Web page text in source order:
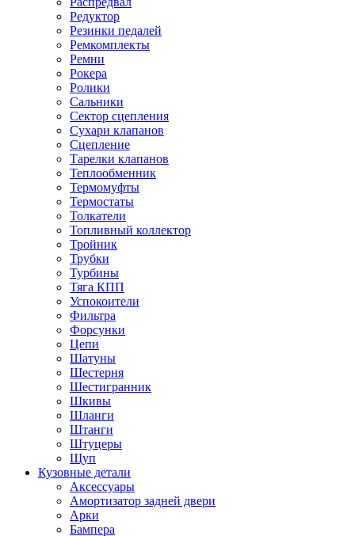
Редуктор
Резинки педалей
Ремкомплекты
Ремни
Рокера
Ролики
Сальники
Сектор сцепления
Сухари клапанов
Сцепление
Тарелки клапанов
Теплообменник
Термомуфты
Термостаты
Толкатели
Топливный коллектор
Тройник
Трубки
Турбины
Тяга КПП
Успокоители
Фильтра
Форсунки
Цепи
Шатуны
Шестерня
Шестигранник
Шкивы
Шланги
Штанги
Штуцеры
Щуп
Кузовные детали
Аксессуары
Амортизатор задней двери
Арки
Бампера